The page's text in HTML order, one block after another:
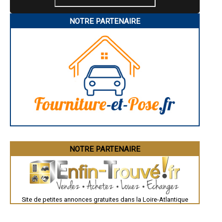
- Entreprise d'hydrofuge de toiture / Murs à Indre
- Entreprise d'hydrofuge de toiture / Murs à Gorges
- Entreprise d'hydrofuge de toiture / Murs à La Plaine-sur-Mer
- Entreprise d'hydrofuge de toiture / Murs à Nozay
- Entreprise d'hydrofuge de toiture / Murs à Le Cellier
- Entreprise d'hydrofuge de toiture / Murs à Campbon
- Entreprise d'hydrofuge de toiture / Murs à Arthon-en-Retz
- Entreprise d'hydrofuge de toiture / Murs à La Chapelle-des-Marais
- Entreprise d'hydrofuge de toiture / Murs à Saint-Aignan-Grandlieu
- Entreprise d'hydrofuge de toiture / Murs à Varades
- Entreprise d'hydrofuge de toiture / Murs à Geneston
- Entreprise d'hydrofuge de toiture / Murs à Petit-Mars
- Entreprise d'hydrofuge de toiture / Murs à Saffré
- Entreprise d'hydrofuge de toiture / Murs à Bourgneuf-en-Retz
- Entreprise d'hydrofuge de toiture / Murs à Le Bignon
- Entreprise d'hydrofuge de toiture / Murs à Saint-Malo-de-Guersac
- Entreprise d'hydrofuge de toiture / Murs à Paimbœuf
- Entreprise d'hydrofuge de toiture / Murs à Malville
NOTRE PARTENAIRE
NOTRE PARTENAIRE
Site de petites annonces gratuites dans la Loire-Atlantique